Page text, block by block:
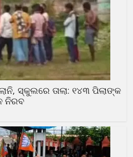
ସ୍କୁଲରେ ତାଲା: ୧୪୩ ପିଲାଙ୍କ
ନିରବ